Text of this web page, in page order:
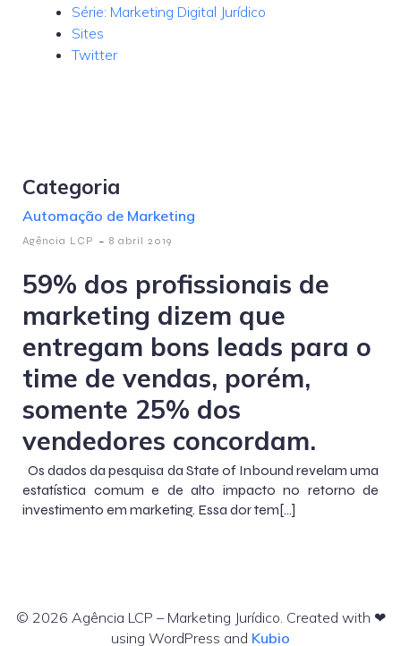
Série: Marketing Digital Jurídico
Sites
Twitter
Categoria
Automação de Marketing
Agência LCP - 8 abril 2019
59% dos profissionais de
marketing dizem que
entregam bons leads para o
time de vendas, porém,
somente 25% dos
vendedores concordam.
Os dados da pesquisa da State of Inbound revelam uma
estatística comum e de alto impacto no retorno de
investimento em marketing. Essa dor tem[…]
© 2026 Agência LCP – Marketing Jurídico. Created with ❤
using WordPress and Kubio